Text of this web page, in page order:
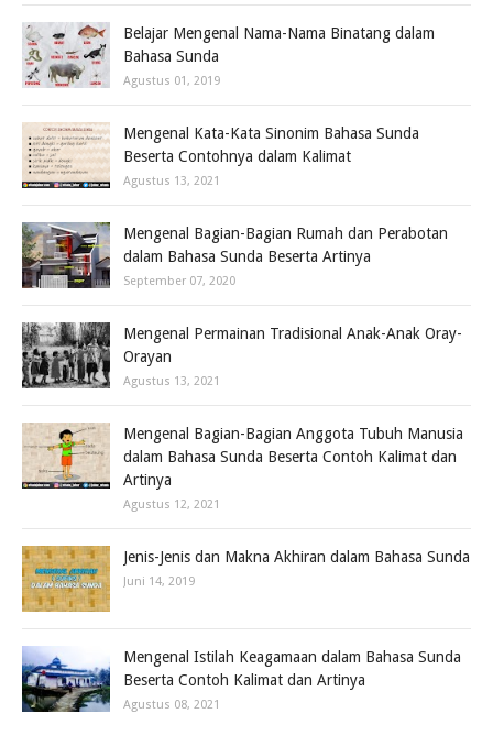
Belajar Mengenal Nama-Nama Binatang dalam
Bahasa Sunda
Agustus 01, 2019
Mengenal Kata-Kata Sinonim Bahasa Sunda
Beserta Contohnya dalam Kalimat
Agustus 13, 2021
Mengenal Bagian-Bagian Rumah dan Perabotan
dalam Bahasa Sunda Beserta Artinya
September 07, 2020
Mengenal Permainan Tradisional Anak-Anak Oray-
Orayan
Agustus 13, 2021
Mengenal Bagian-Bagian Anggota Tubuh Manusia
dalam Bahasa Sunda Beserta Contoh Kalimat dan
Artinya
Agustus 12, 2021
Jenis-Jenis dan Makna Akhiran dalam Bahasa Sunda
Juni 14, 2019
Mengenal Istilah Keagamaan dalam Bahasa Sunda
Beserta Contoh Kalimat dan Artinya
Agustus 08, 2021